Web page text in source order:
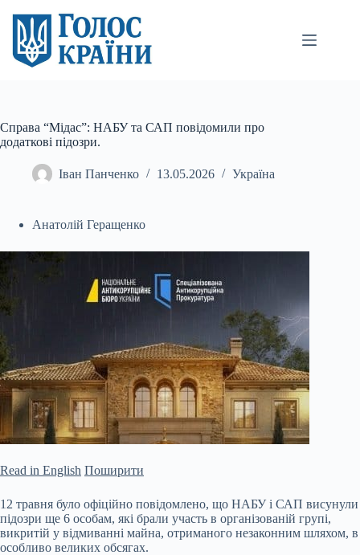
вмісту
Справа “Мідас”: НАБУ та САП повідомили про
додаткові підозри.
Іван Панченко 13.05.2026 Україна
Анатолій Геращенко
Read in English Поширити
12 травня було офіційно повідомлено, що НАБУ і САП висунули
підозри ще 6 особам, які брали участь в організованій групі,
викритій у відмиванні майна, отриманого незаконним шляхом, в
особливо великих обсягах.